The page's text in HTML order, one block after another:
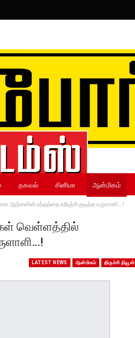
தகவல் சினிமா ஆன்மிகம்
ஆடுகளின் ரத்தத்தை உறிஞ்சி குடித்த மருளாளி…!
வெள்ளத்தில்
LATEST NEWS ஆன்மிகம் திருச்சி நியூஸ்